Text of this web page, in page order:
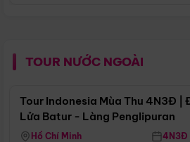
TOUR NƯỚC NGOÀI
Tour Indonesia Mùa Thu 4N3Đ |
Lửa Batur - Làng Penglipuran
Hồ Chí Minh 4N3Đ